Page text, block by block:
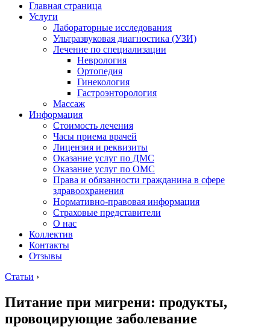
Главная страница
Услуги
Лабораторные исследования
Ультразвуковая диагностика (УЗИ)
Лечение по специализации
Неврология
Ортопедия
Гинекология
Гастроэнторология
Массаж
Информация
Стоимость лечения
Часы приема врачей
Лицензия и реквизиты
Оказание услуг по ДМС
Оказание услуг по ОМС
Права и обязанности гражданина в сфере
здравоохранения
Нормативно-правовая информация
Страховые представители
О нас
Коллектив
Контакты
Отзывы
Статьи ›
Питание при мигрени: продукты,
провоцирующие заболевание